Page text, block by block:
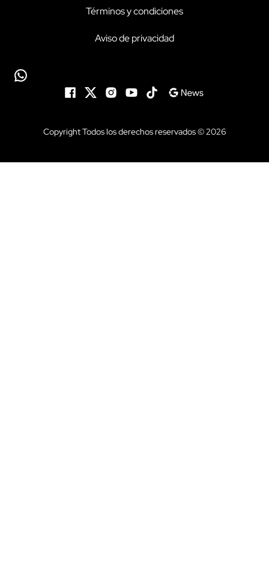
Términos y condiciones
Aviso de privacidad
Copyright Todos los derechos reservados © 2026